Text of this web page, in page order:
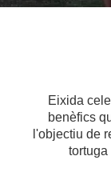
Eixida
benèfics
l'objectiu de